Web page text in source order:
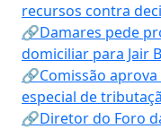
recursos contra
🔗Damares pede
domiciliar para Jair
🔗Comissão
especial de
🔗Diretor do Foro